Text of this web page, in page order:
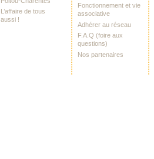
L’affaire de tous
aussi !
Fonctionnement et vie
associative
Adhérer au réseau
F.A.Q (foire aux
questions)
Nos partenaires